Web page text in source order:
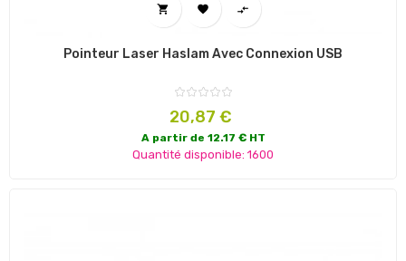
  
Pointeur Laser Haslam Avec Connexion USB
Prix
20,87 €
A partir de 12.17 € HT
Quantité disponible: 1600